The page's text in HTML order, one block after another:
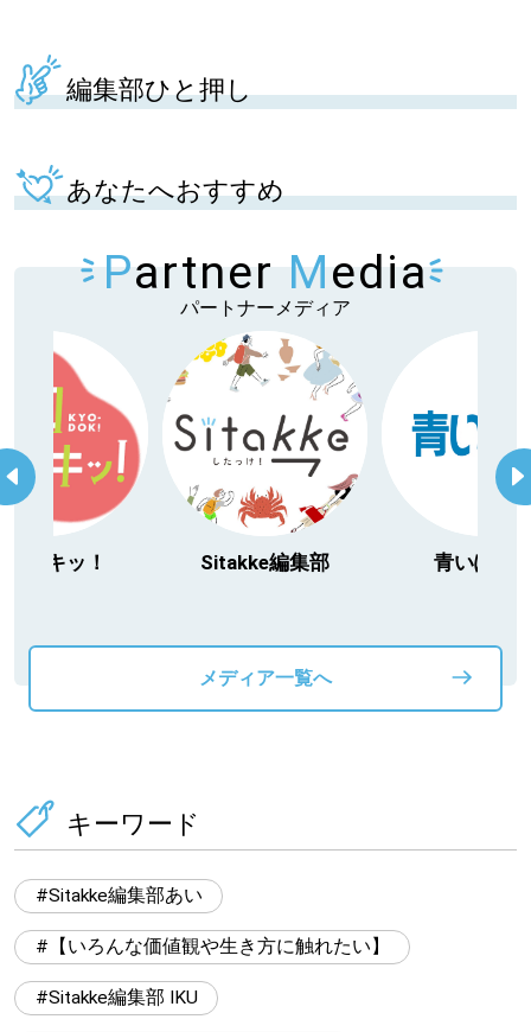
編集部ひと押し
あなたへおすすめ
Partner Media
パートナーメディア
編集部 青いぽすと
「北海道３大
メディア一覧へ
キーワード
Sitakke編集部あい
【いろんな価値観や生き方に触れたい】
Sitakke編集部 IKU